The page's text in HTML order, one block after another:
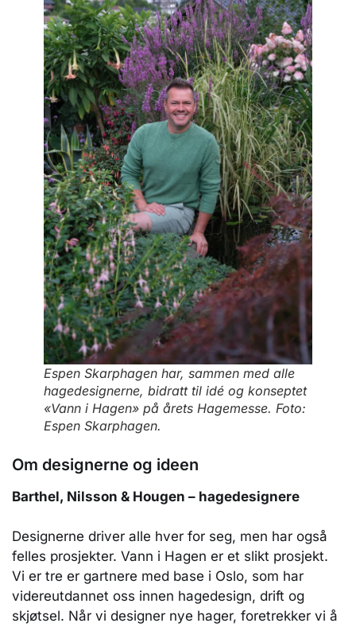
Espen Skarphagen har, sammen med alle
hagedesignerne, bidratt til idé og konseptet
«Vann i Hagen» på årets Hagemesse. Foto:
Espen Skarphagen.
Om designerne og ideen
Barthel, Nilsson & Hougen – hagedesignere
Designerne driver alle hver for seg, men har også
felles prosjekter. Vann i Hagen er et slikt prosjekt.
Vi er tre er gartnere med base i Oslo, som har
videreutdannet oss innen hagedesign, drift og
skjøtsel. Når vi designer nye hager, foretrekker vi å